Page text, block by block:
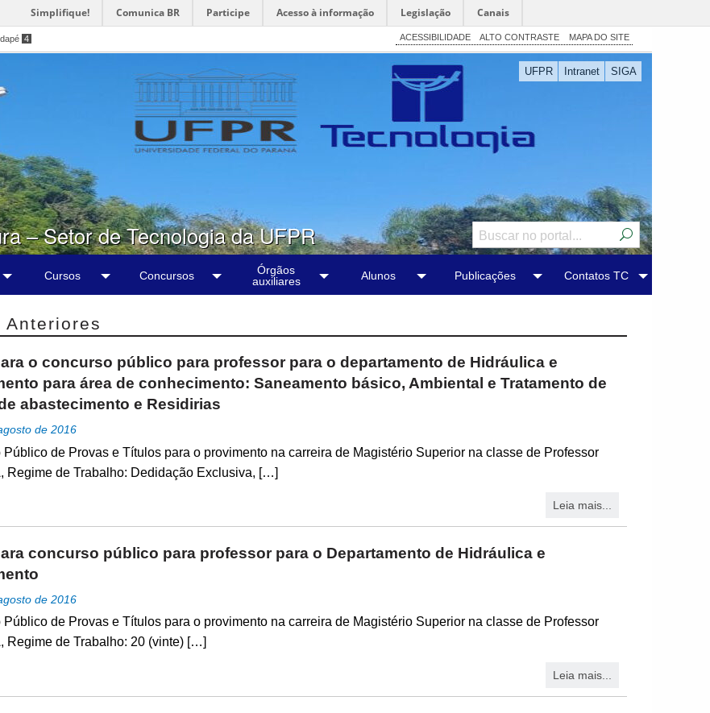
Simplifique! Comunica BR Participe Acesso à informação Legislação Canais
4 ACESSIBILIDADE ALTO CONTRASTE MAPA DO SITE
UFPR Intranet SIGA
– Setor de Tecnologia da UFPR
Cursos Concursos
Órgãos
auxiliares
Alunos Publicações Contatos TC
Anteriores
o concurso público para professor para o departamento de Hidráulica e
para área de conhecimento: Saneamento básico, Ambiental e Tratamento de
abastecimento e Residirias
de 2016
Público de Provas e Títulos para o provimento na carreira de Magistério Superior na classe de Professor
Regime de Trabalho: Dedidação Exclusiva, […]
Leia mais...
concurso público para professor para o Departamento de Hidráulica e
de 2016
Público de Provas e Títulos para o provimento na carreira de Magistério Superior na classe de Professor
Regime de Trabalho: 20 (vinte) […]
Leia mais...